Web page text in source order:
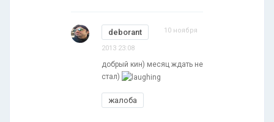
deborant 10 ноября
2013 23:08
добрый кин) месяц ждать не
стал)
жалоба